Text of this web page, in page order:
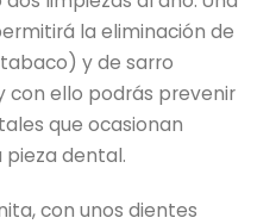
la eliminación de
y de sarro
con ello podrás prevenir
que ocasionan
pieza dental.
con unos dientes